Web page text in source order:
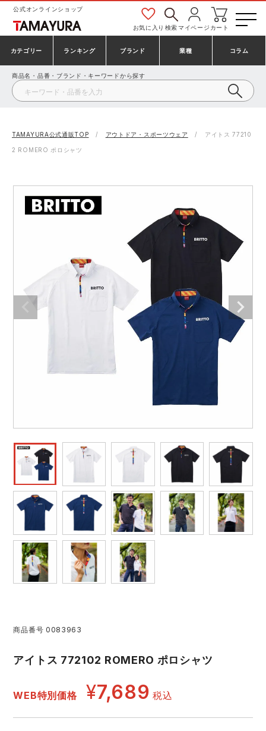
公式オンラインショップ
お気に入り 検索マイページ カート
カテゴリー
安全靴・作業靴
事務服・オフィスウェア
作業用手袋
アウトドア・スポーツ
安全保護具
レインウェア・カッパ
作業用小物・アクセサリー
つなぎ
ランキング
安全靴ランキング
安全靴スニーカーランキング
アシックス安全靴ランキング
作業着ランキング
アウトドアウェアランキング
作業用ポロシャツランキング
作業用手袋ランキング
レインウェアランキング
アイズフロンティア ランキング
コーコス ランキング
アイトス ランキング
ジーベック ランキング
ブランド
アシックス
プーマ コンバース（CONVERSE）
アイズフロンティア
アイトス株式会社
クロダルマ 桑和
クレヒフク
マック
GUSH FORCE CUP
GDジャパン カーシーカシマ
シンメン 日進ゴム
ハイパーV 丸五
ニオイクリア
エアークラフト 自重堂
サーヴォ セロリー 大阪支店
業種
建設・建築作業服
製造・工場作業服
大工・鳶作業服
電気・設備作業服
配達・営業作業服
運送・倉庫作業服
清掃・ビルメンテ作業服
夜間・高視認性安全服
医療白衣・介護服
コラム
商品名・品番・ブランド・キーワードから探す
TAMAYURA公式通販TOP アウトドア・スポーツウェア アイトス 77210
2 ROMERO ポロシャツ
商品番号 0083963
アイトス 772102 ROMERO ポロシャツ
WEB特別価格 ¥7,689 税込